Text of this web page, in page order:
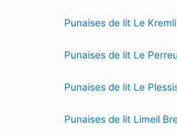
Punaises de lit Le
Punaises de lit Le
Punaises de lit Le
Punaises de lit Limeil